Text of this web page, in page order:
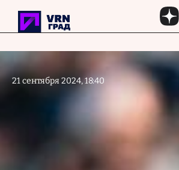
Перейти к основному содержанию
21 сентября 2024, 18:40